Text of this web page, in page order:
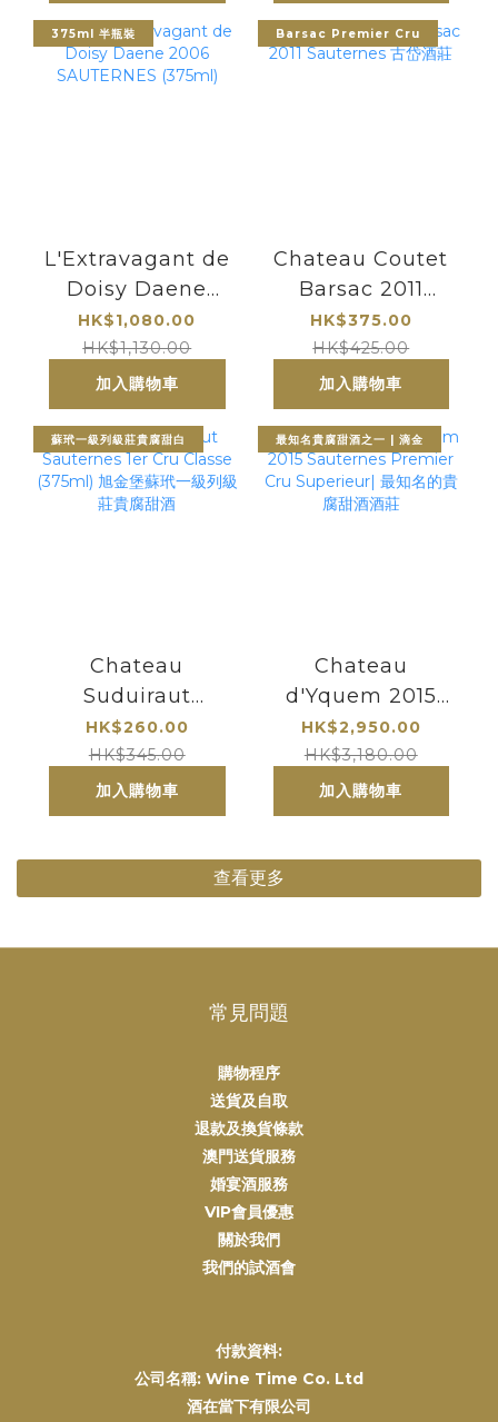
酒莊
375ml 半瓶裝
L'Extravagant de
Doisy Daene
2006
SAUTERNES
(375ml)
HK$1,080.00
HK$1,130.00
加入購物車
Barsac Premier Cru
Chateau Coutet
Barsac 2011
Sauternes 古岱酒
莊
HK$375.00
HK$425.00
加入購物車
蘇玳一級列級莊貴腐甜白
Chateau
Suduiraut
Sauternes 1er
Cru Classe
(375ml) 旭金堡蘇
玳一級列級莊貴腐
HK$260.00
HK$345.00
加入購物車
最知名貴腐甜酒之一 | 滴金
Chateau
d'Yquem 2015
Sauternes
Premier Cru
Superieur| 最知名
的貴腐甜酒酒莊
HK$2,950.00
HK$3,180.00
加入購物車
查看更多
常見問題
購物程序
送貨及自取
退款及換貨條款
澳門送貨服務
婚宴酒服務
VIP會員優惠
關於我們
我們的試酒會
付款資料:
公司名稱: Wine Time Co. Ltd
酒在當下有限公司